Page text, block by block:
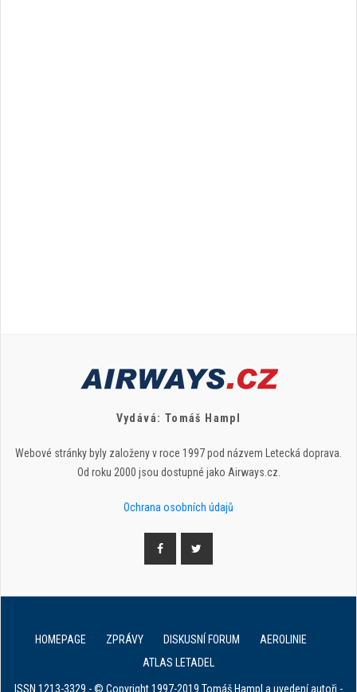
Vydává: Tomáš Hampl
Webové stránky byly založeny v roce 1997 pod názvem Letecká doprava.
Od roku 2000 jsou dostupné jako Airways.cz.
Ochrana osobních údajů
HOMEPAGE ZPRÁVY DISKUSNÍ FORUM
AEROLINIE
ATLAS LETADEL
ISSN 1213-3329 - © Copyright 1997-2019 Tomáš Hampl a uvedení autoři -